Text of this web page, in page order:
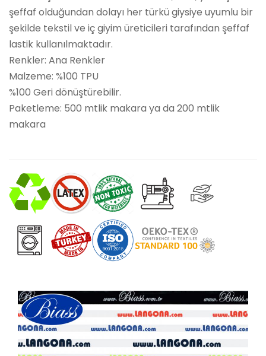
şeffaf olduğundan dolayı her türkü giysiye uyumlu bir
şekilde tekstil ve iç giyim üreticileri tarafından şeffaf
lastik kullanılmaktadır.
Renkler: Ana Renkler
Malzeme: %100 TPU
%100 Geri dönüştürebilir.
Paketleme: 500 mtlik makara ya da 200 mtlik
makara